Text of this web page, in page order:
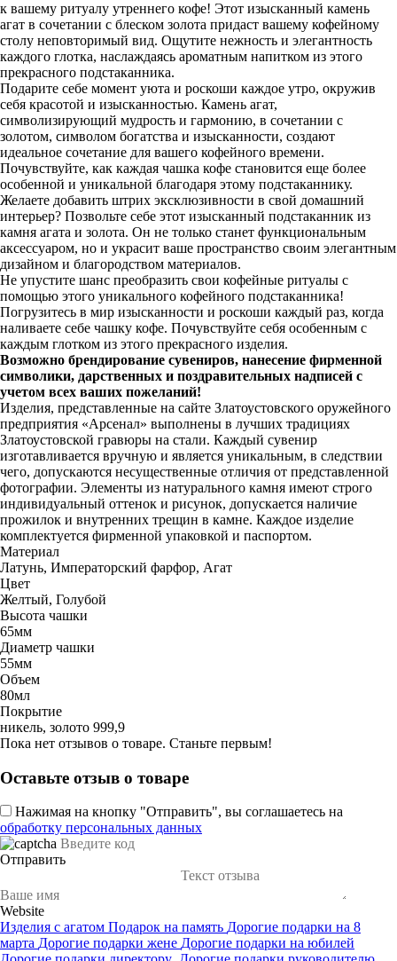
к вашему ритуалу утреннего кофе! Этот изысканный камень
агат в сочетании с блеском золота придаст вашему кофейному
столу неповторимый вид. Ощутите нежность и элегантность
каждого глотка, наслаждаясь ароматным напитком из этого
прекрасного подстаканника.
Подарите себе момент уюта и роскоши каждое утро, окружив
себя красотой и изысканностью. Камень агат,
символизирующий мудрость и гармонию, в сочетании с
золотом, символом богатства и изысканности, создают
идеальное сочетание для вашего кофейного времени.
Почувствуйте, как каждая чашка кофе становится еще более
особенной и уникальной благодаря этому подстаканнику.
Желаете добавить штрих эксклюзивности в свой домашний
интерьер? Позвольте себе этот изысканный подстаканник из
камня агата и золота. Он не только станет функциональным
аксессуаром, но и украсит ваше пространство своим элегантным
дизайном и благородством материалов.
Не упустите шанс преобразить свои кофейные ритуалы с
помощью этого уникального кофейного подстаканника!
Погрузитесь в мир изысканности и роскоши каждый раз, когда
наливаете себе чашку кофе. Почувствуйте себя особенным с
каждым глотком из этого прекрасного изделия.
Возможно брендирование сувениров, нанесение фирменной
символики, дарственных и поздравительных надписей с
учетом всех ваших пожеланий!
Изделия, представленные на сайте Златоустовского оружейного
предприятия «Арсенал» выполнены в лучших традициях
Златоустовской гравюры на стали. Каждый сувенир
изготавливается вручную и является уникальным, в следствии
чего, допускаются несущественные отличия от представленной
фотографии. Элементы из натурального камня имеют строго
индивидуальный оттенок и рисунок, допускается наличие
прожилок и внутренних трещин в камне. Каждое изделие
комплектуется фирменной упаковкой и паспортом.
Материал
Латунь, Императорский фарфор, Агат
Цвет
Желтый, Голубой
Высота чашки
65мм
Диаметр чашки
55мм
Объем
80мл
Покрытие
никель, золото 999,9
Пока нет отзывов о товаре. Станьте первым!
Оставьте отзыв о товаре
Нажимая на кнопку "Отправить", вы соглашаетесь на
обработку персональных данных
Отправить
Website
Изделия с агатом Подарок на память Дорогие подарки на 8
марта Дорогие подарки жене Дорогие подарки на юбилей